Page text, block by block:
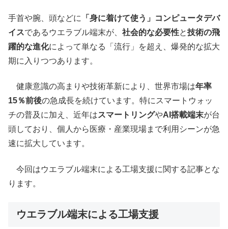
手首や腕、頭などに
「身に着けて使う」コンピュータデバ
イスであるウエラブル端末が、 社会的な必要性と技術の飛
躍的な進化によって単なる「流行」を超え、爆発的な拡大
期に入りつつあります。
健康意識の高まりや技術革新により、世界市場は年率
15％前後の急成長を続けています。特にスマートウォッ
チの普及に加え、近年はスマートリングやAI搭載端末が台
頭しており、個人から医療・産業現場まで利用シーンが急
速に拡大しています。
今回はウエラブル端末による工場支援に関する記事とな
ります。
ウエラブル端末による工場支援